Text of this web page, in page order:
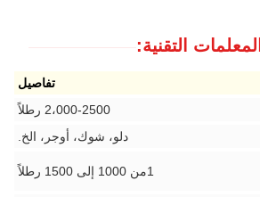
المعلمات التقنية:
تفاصيل
2،000-2500 رطلاً
دلو، شوك، أوجر، الخ.